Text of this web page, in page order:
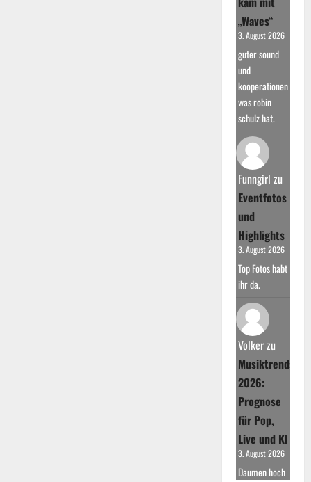
„Waves“
3. August 2026
guter sound
und
kooperationen
was robin
schulz hat.
Funngirl zu
Eventfotos
und
Highlights
3. August 2026
Top Fotos habt
ihr da.
Volkerzu
Musiktrends
2026:
Prognose
für Pop,
Live und KI
3. August 2026
Daumen hoch